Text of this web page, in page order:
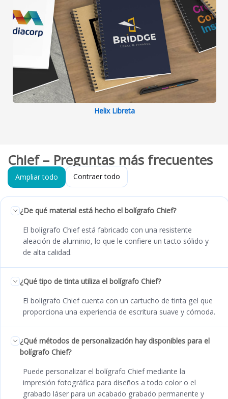
Helix Libreta
Chief – Preguntas más frecuentes
Ampliar todo Contraer todo
¿De qué material está hecho el bolígrafo Chief?
El bolígrafo Chief está fabricado con una resistente
aleación de aluminio, lo que le confiere un tacto sólido y
de alta calidad.
¿Qué tipo de tinta utiliza el bolígrafo Chief?
El bolígrafo Chief cuenta con un cartucho de tinta gel que
proporciona una experiencia de escritura suave y cómoda.
¿Qué métodos de personalización hay disponibles para el
bolígrafo Chief?
Puede personalizar el bolígrafo Chief mediante la
impresión fotográfica para diseños a todo color o el
grabado láser para un acabado grabado permanente y